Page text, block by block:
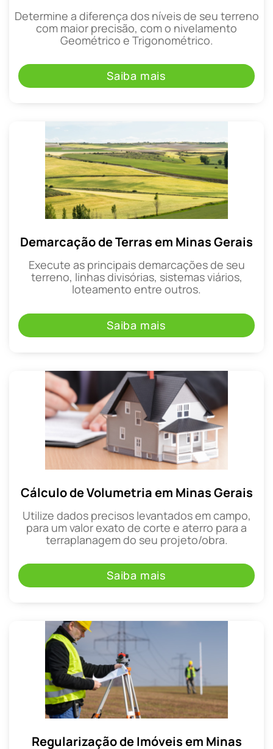
Determine a diferença dos níveis de seu terreno
com maior precisão, com o nivelamento
Geométrico e Trigonométrico.
Saiba mais
Demarcação de Terras em Minas Gerais
Execute as principais demarcações de seu
terreno, linhas divisórias, sistemas viários,
loteamento entre outros.
Saiba mais
Cálculo de Volumetria em Minas Gerais
Utilize dados precisos levantados em campo,
para um valor exato de corte e aterro para a
terraplanagem do seu projeto/obra.
Saiba mais
Regularização de Imóveis em Minas